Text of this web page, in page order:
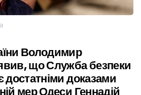
Володимир
що Служба безпеки
достатніми доказами
мер Одеси Геннадій